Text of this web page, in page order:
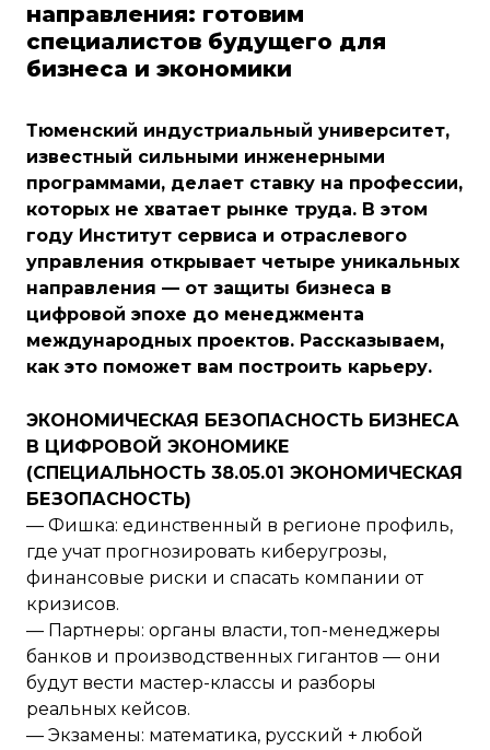
направления: готовим
специалистов будущего для
бизнеса и экономики
Тюменский индустриальный университет,
известный сильными инженерными
программами, делает ставку на профессии,
которых не хватает рынке труда. В этом
году Институт сервиса и отраслевого
управления открывает четыре уникальных
направления — от защиты бизнеса в
цифровой эпохе до менеджмента
международных проектов. Рассказываем,
как это поможет вам построить карьеру.
ЭКОНОМИЧЕСКАЯ БЕЗОПАСНОСТЬ БИЗНЕСА
В ЦИФРОВОЙ ЭКОНОМИКЕ
(СПЕЦИАЛЬНОСТЬ 38.05.01 ЭКОНОМИЧЕСКАЯ
БЕЗОПАСНОСТЬ)
— Фишка: единственный в регионе профиль,
где учат прогнозировать киберугрозы,
финансовые риски и спасать компании от
кризисов.
— Партнеры: органы власти, топ-менеджеры
банков и производственных гигантов — они
будут вести мастер-классы и разборы
реальных кейсов.
— Экзамены: математика, русский + любой